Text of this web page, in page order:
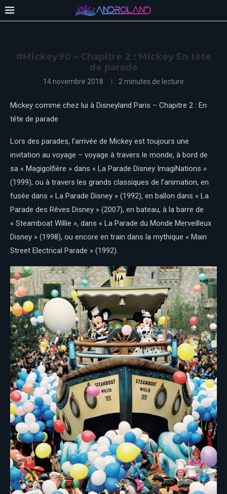
#Mickey90 – Chapitre 2 : Mickey En tête
de parade
14 novembre 2018 2 minutes de lecture
Mickey comme chez lui à Disneyland Paris – Chapitre 2 : En
tête de parade
Lors des parades, l’arrivée de Mickey est toujours une
invitation au voyage – voyage à travers le monde, à bord de
sa « Magigolfière » dans « La Parade Disney ImagiNations »
(1999), ou à travers les grands classiques de l’animation, en
fusée dans « La Parade Disney » (1992), en ballon dans « La
Parade des Rêves Disney » (2007), en bateau, à la barre de
« Steamboat Willie », dans « La Parade du Monde Merveilleux
Disney » (1998), ou encore en train dans la mythique « Main
Street Electrical Parade » (1992).